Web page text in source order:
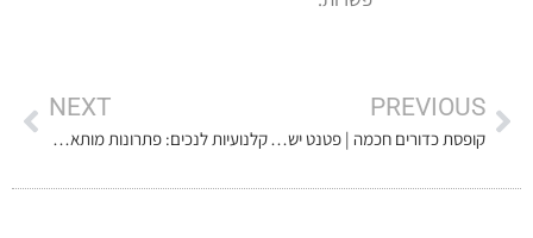
PREVIOUS
קופסת כדורים חכמה | פטנט ישראלי חדש טוען שפתר בעיה אקוטית שרווחת אצל כל מי שצריך ליטול תרופות באופן קבוע
NEXT
קלנועיות לנכים: פתרונות מותאמים אישית לשיפור איכות החיים